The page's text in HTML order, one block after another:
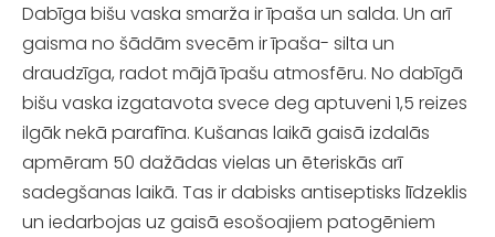
Dabīga bišu vaska smarža ir īpaša un salda. Un arī
gaisma no šādām svecēm ir īpaša- silta un
draudzīga, radot mājā īpašu atmosfēru. No dabīgā
bišu vaska izgatavota svece deg aptuveni 1,5 reizes
ilgāk nekā parafīna. Kušanas laikā gaisā izdalās
apmēram 50 dažādas vielas un ēteriskās arī
sadegšanas laikā. Tas ir dabisks antiseptisks līdzeklis
un iedarbojas uz gaisā esošoajiem patogēniem